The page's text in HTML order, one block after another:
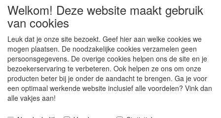
Algemene voorwaarden
Over ons.
Privacyverklaring
Welkom! Deze website maakt gebruik
van cookies
Leuk dat je onze site bezoekt. Geef hier aan welke cookies we
mogen plaatsen. De noodzakelijke cookies verzamelen geen
persoonsgegevens. De overige cookies helpen ons de site en je
bezoekerservaring te verbeteren. Ook helpen ze ons om onze
producten beter bij je onder de aandacht te brengen. Ga je voor
een optimaal werkende website inclusief alle voordelen? Vink dan
alle vakjes aan!